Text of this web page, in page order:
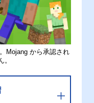
Mojang から承認され
。